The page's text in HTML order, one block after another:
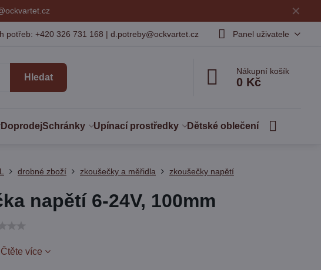
✕
potřeb: +420 326 731 168 | d.potreby@ockvartet.cz Panel uživatele
Hledat
Nákupní košík
0 Kč
DoprodejSchránky Upínací prostředky Dětské oblečení
drobné zboží zkoušečky a měřidla zkoušečky napětí
napětí 6-24V, 100mm
Čtěte více